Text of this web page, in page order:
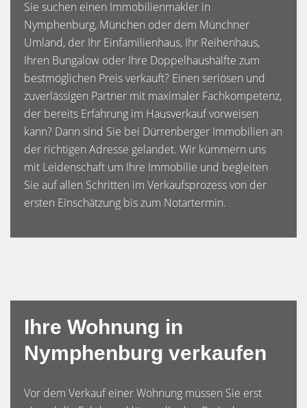
Sie suchen einen Immobilienmakler in
Nymphenburg, München oder dem Münchner
Umland, der Ihr Einfamilienhaus, Ihr Reihenhaus,
Ihren Bungalow oder Ihre Doppelhaushälfte zum
bestmöglichen Preis verkauft? Einen seriösen und
zuverlässigen Partner mit maximaler Fachkompetenz,
der bereits Erfahrung im Hausverkauf vorweisen
kann? Dann sind Sie bei Dürrenberger Immobilien an
der richtigen Adresse gelandet. Wir kümmern uns
mit Leidenschaft um Ihre Immobilie und begleiten
Sie auf allen Schritten im Verkaufsprozess von der
ersten Einschätzung bis zum Notartermin.
Ihre Wohnung in
Nymphenburg verkaufen
Vor dem Verkauf einer Wohnung müssen Sie erst